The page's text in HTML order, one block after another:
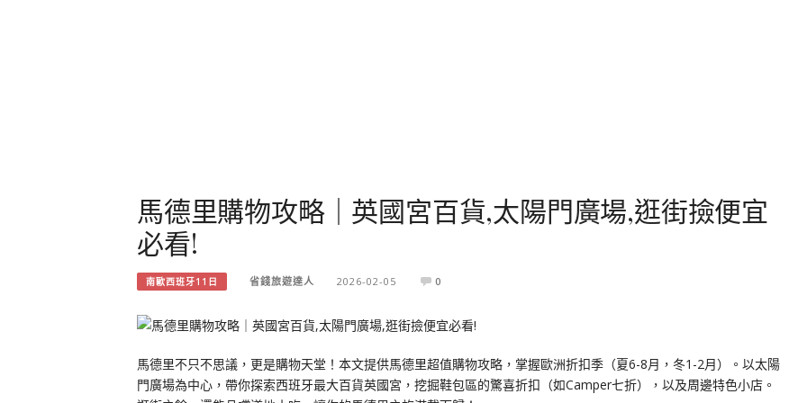
馬德里購物攻略｜英國宮百貨,太陽門廣場,逛街撿便宜
必看!
南歐西班牙11日 省錢旅遊達人 2026-02-05 0
馬德里不只不思議，更是購物天堂！本文提供馬德里超值購物攻略，掌握歐洲折扣季（夏6-8月，冬1-2月）。以太陽
門廣場為中心，帶你探索西班牙最大百貨英國宮，挖掘鞋包區的驚喜折扣（如Camper七折），以及周邊特色小店。